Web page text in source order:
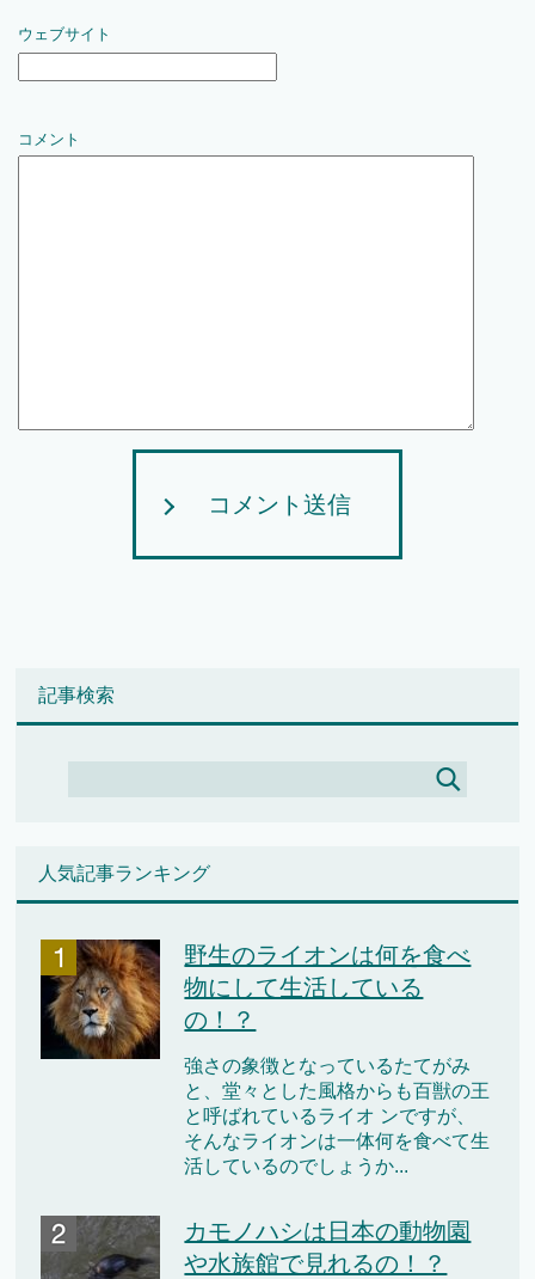
ウェブサイト
コメント
コメント送信
記事検索
人気記事ランキング
野生のライオンは何を食べ
物にして生活している
の！？
強さの象徴となっているたてがみ
と、堂々とした風格からも百獣の王
と呼ばれているライオ ンですが、
そんなライオンは一体何を食べて生
活しているのでしょうか...
カモノハシは日本の動物園
や水族館で見れるの！？